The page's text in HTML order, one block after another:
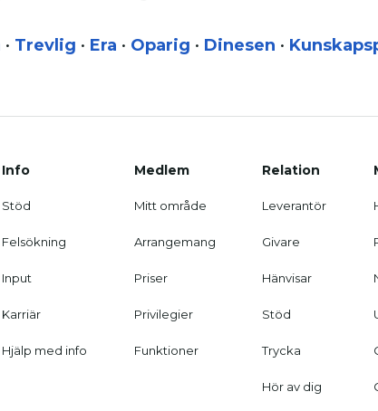
• Trevlig • Era • Oparig • Dinesen •
Info
Stöd
Felsökning
Input
Karriär
Hjälp med info
Medlem
Mitt område
Arrangemang
Priser
Privilegier
Funktioner
Relation
Leverantör
Givare
Hänvisar
Stöd
Trycka
Hör av dig